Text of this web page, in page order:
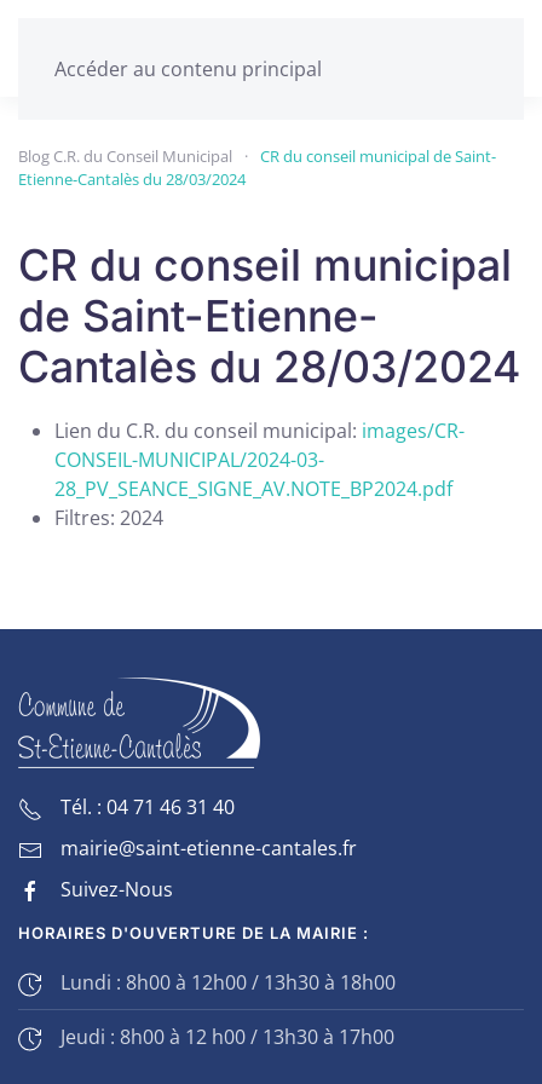
Accéder au contenu principal
Blog C.R. du Conseil Municipal
CR du conseil municipal de Saint-
Etienne-Cantalès du 28/03/2024
CR du conseil municipal
de Saint-Etienne-
Cantalès du 28/03/2024
Lien du C.R. du conseil municipal: images/CR-
CONSEIL-MUNICIPAL/2024-03-
28_PV_SEANCE_SIGNE_AV.NOTE_BP2024.pdf
Filtres: 2024
Tél. : 04 71 46 31 40
mairie@saint-etienne-cantales.fr
Suivez-Nous
HORAIRES D'OUVERTURE DE LA MAIRIE :
Lundi : 8h00 à 12h00 / 13h30 à 18h00
Jeudi : 8h00 à 12 h00 / 13h30 à 17h00